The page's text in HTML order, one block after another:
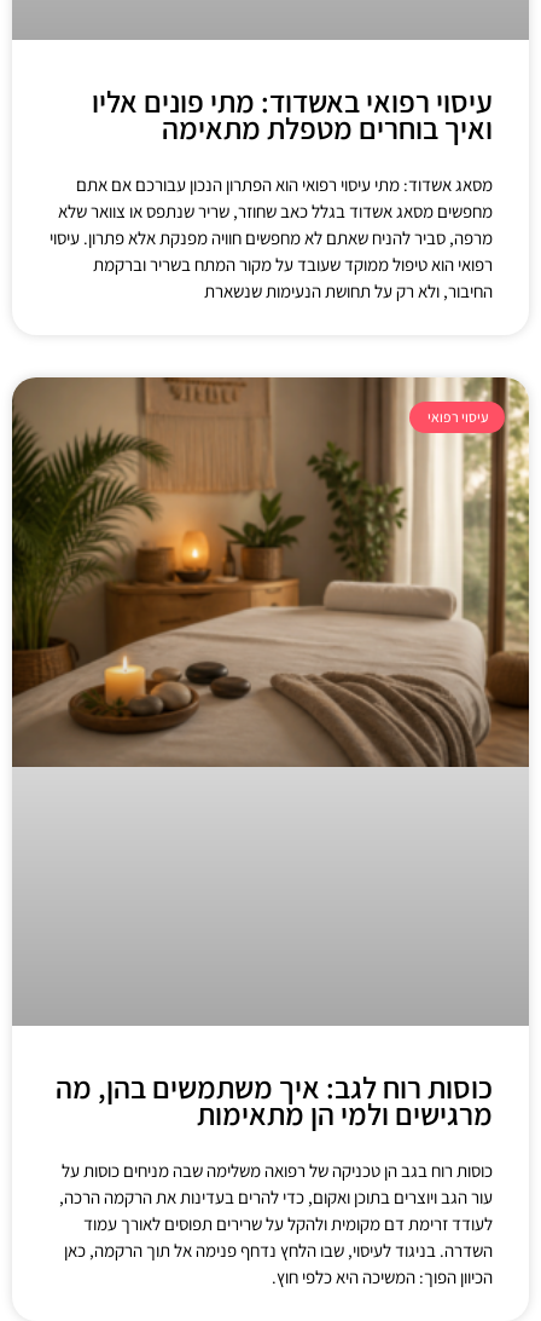
עיסוי רפואי באשדוד: מתי פונים אליו
ואיך בוחרים מטפלת מתאימה
מסאג אשדוד: מתי עיסוי רפואי הוא הפתרון הנכון עבורכם אם אתם
מחפשים מסאג אשדוד בגלל כאב שחוזר, שריר שנתפס או צוואר שלא
מרפה, סביר להניח שאתם לא מחפשים חוויה מפנקת אלא פתרון. עיסוי
רפואי הוא טיפול ממוקד שעובד על מקור המתח בשריר וברקמת
החיבור, ולא רק על תחושת הנעימות שנשארת
עיסוי רפואי
כוסות רוח לגב: איך משתמשים בהן, מה
מרגישים ולמי הן מתאימות
כוסות רוח בגב הן טכניקה של רפואה משלימה שבה מניחים כוסות על
עור הגב ויוצרים בתוכן ואקום, כדי להרים בעדינות את הרקמה הרכה,
לעודד זרימת דם מקומית ולהקל על שרירים תפוסים לאורך עמוד
השדרה. בניגוד לעיסוי, שבו הלחץ נדחף פנימה אל תוך הרקמה, כאן
הכיוון הפוך: המשיכה היא כלפי חוץ.